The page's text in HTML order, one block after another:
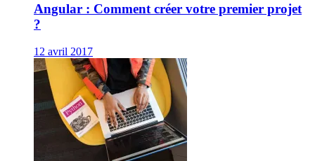
Angular : Comment créer votre premier projet
?
12 avril 2017